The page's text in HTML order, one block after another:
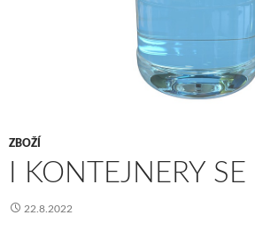
ZBOŽÍ
I KONTEJNERY
22.8.2022